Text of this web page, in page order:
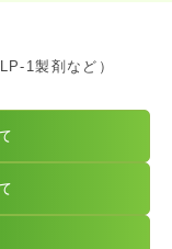
1製剤など）